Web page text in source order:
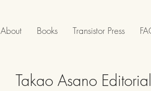
About Books Transistor Press
Takao Asano